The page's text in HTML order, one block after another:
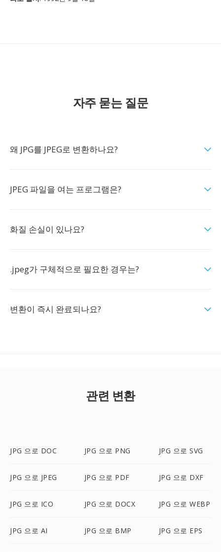
자주 묻는 질문
왜 JPG를 JPEG로 변환하나요?
JPEG 파일을 여는 프로그램은?
화질 손실이 있나요?
.jpeg가 구체적으로 필요한 경우는?
변환이 즉시 완료되나요?
관련 변환
JPG 으로 DOC JPG 으로 PNG JPG 으로 SVG
JPG 으로 JPEG JPG 으로 PDF JPG 으로 DXF
JPG 으로 ICO JPG 으로 DOCX JPG 으로 WEBP
JPG 으로 AI JPG 으로 BMP JPG 으로 EPS